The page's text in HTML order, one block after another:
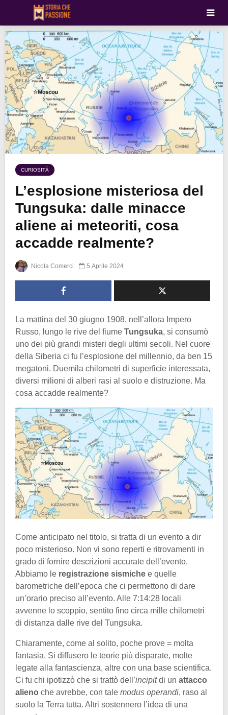
CURIOSITÀ
L’esplosione misteriosa del
Tungsuka: dalle minacce
aliene ai meteoriti, cosa
accadde realmente?
Nicola Comerci 5 Aprile 2024
La mattina del 30 giugno 1908, nell’allora Impero
Russo, lungo le rive del fiume Tungsuka, si consumò
uno dei più grandi misteri degli ultimi secoli. Nel cuore
della Siberia ci fu l’esplosione del millennio, da ben 15
megatoni. Duemila chilometri di superficie interessata,
diversi milioni di alberi rasi al suolo e distruzione. Ma
cosa accadde realmente?
Come anticipato nel titolo, si tratta di un evento a dir
poco misterioso. Non vi sono reperti e ritrovamenti in
grado di fornire descrizioni accurate dell’evento.
Abbiamo le registrazione sismiche e quelle
barometriche dell’epoca che ci permettono di dare
un’orario preciso all’evento. Alle 7:14:28 locali
avvenne lo scoppio, sentito fino circa mille chilometri
di distanza dalle rive del Tungsuka.
Chiaramente, come al solito, poche prove = molta
fantasia. Si diffusero le teorie più disparate, molte
legate alla fantascienza, altre con una base scientifica.
Ci fu chi ipotizzò che si trattò dell’incipitdi un attacco
alieno che avrebbe, con tale modus operandi, raso al
suolo la Terra tutta. Altri sostennero l’idea di una